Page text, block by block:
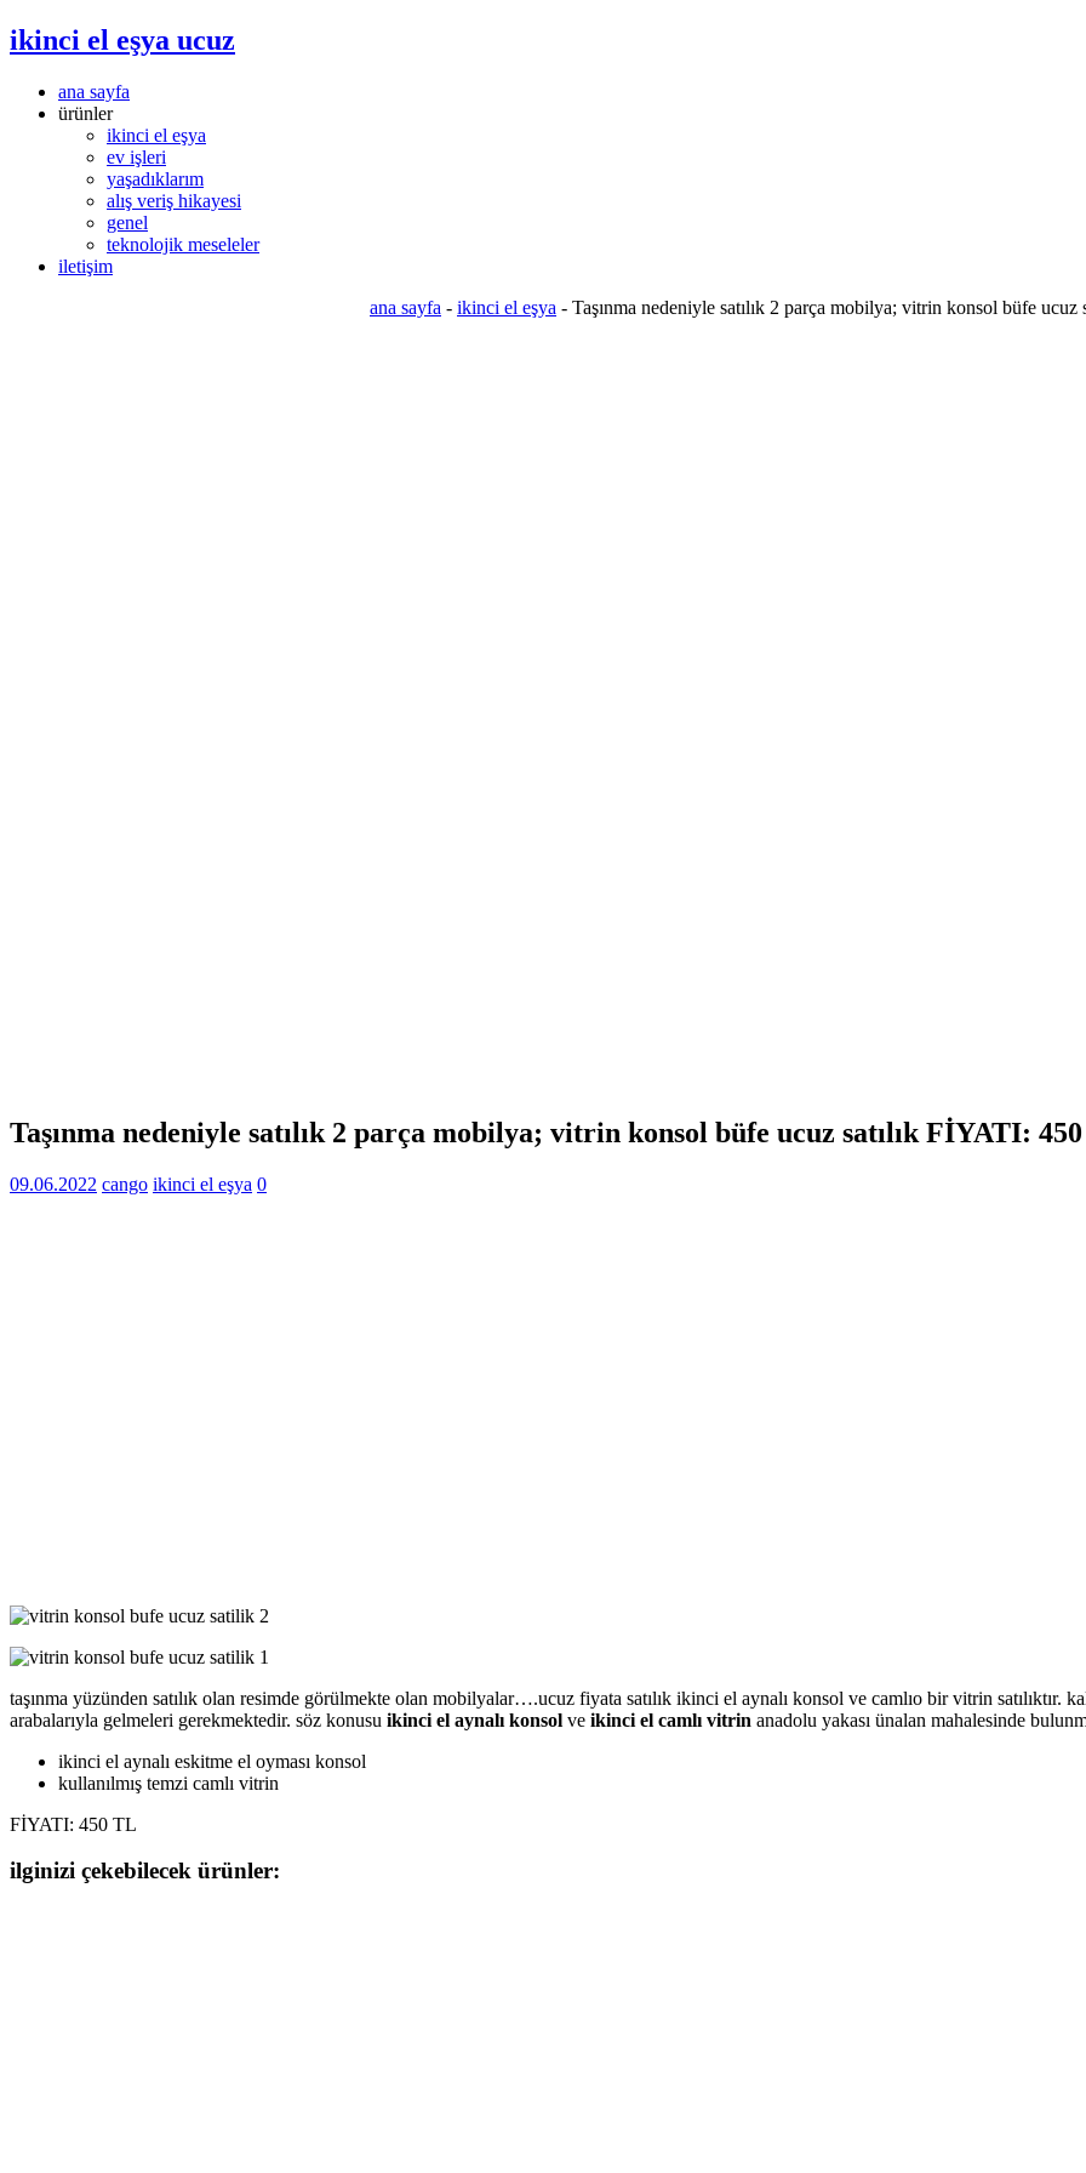
ikinci el eşya ucuz
ana sayfa
ürünler
ikinci el eşya
ev işleri
yaşadıklarım
alış veriş hikayesi
genel
teknolojik meseleler
iletişim
ana sayfa - ikinci el eşya - Taşınma nedeniyle satılık 2 parça mobilya; vitrin konsol büfe
Taşınma nedeniyle satılık 2 parça mobilya; vitrin konsol büfe ucuz satılık FİYATI:
09.06.2022 cango ikinci el eşya 0
taşınma yüzünden satılık olan resimde görülmekte olan mobilyalar….ucuz fiyata satılık ikinci el aynalı konsol ve camlıo bir vitrin satılıktır.
arabalarıyla gelmeleri gerekmektedir. söz konusu ikinci el aynalı konsol ve ikinci el camlı vitrin anadolu yakası ünalan mahalesinde
ikinci el aynalı eskitme el oyması konsol
kullanılmış temzi camlı vitrin
FİYATI: 450 TL
ilginizi çekebilecek ürünler: